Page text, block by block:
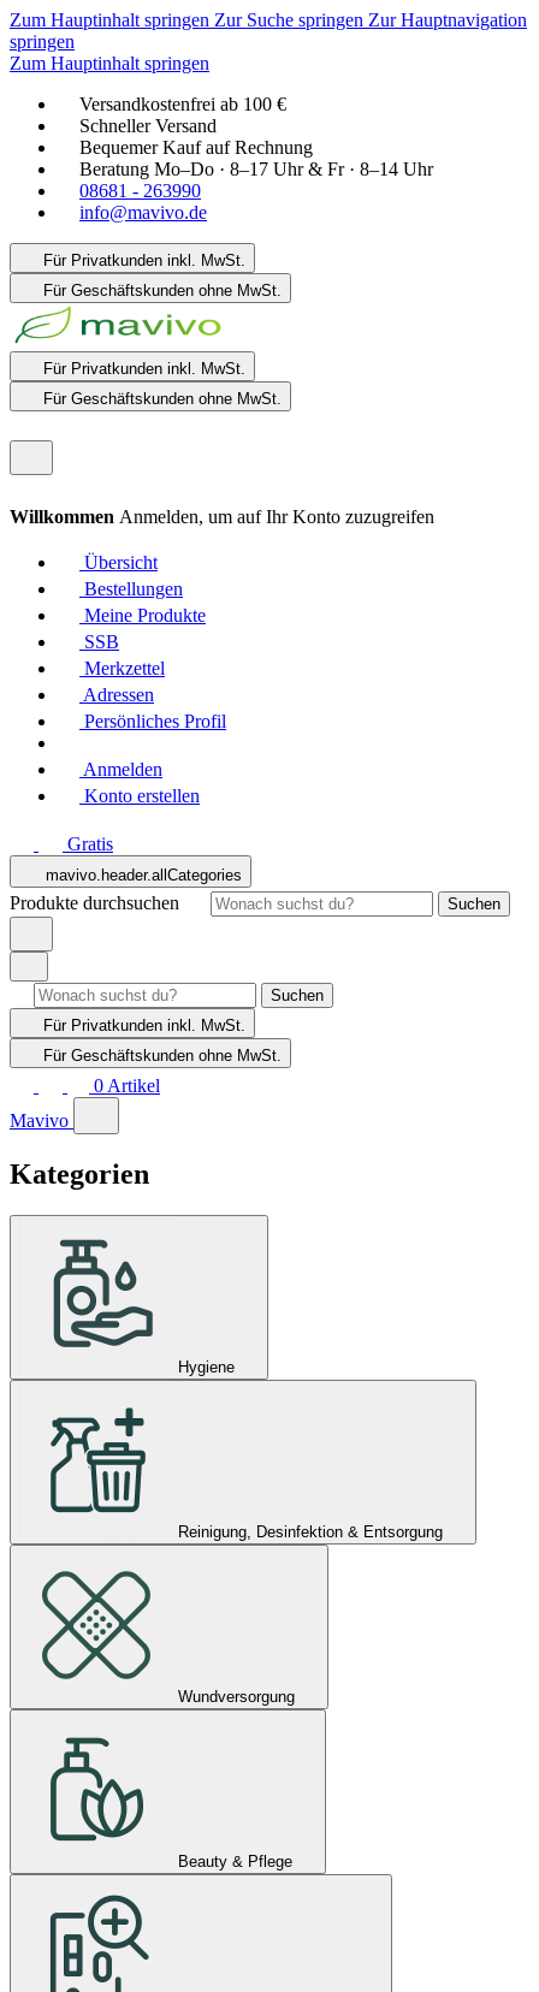
Zum Hauptinhalt springen Zur Suche springen Zur Hauptnavigation
springen
Zum Hauptinhalt springen
Versandkostenfrei ab 100 €
Schneller Versand
Bequemer Kauf auf Rechnung
Beratung Mo–Do · 8–17 Uhr & Fr · 8–14 Uhr
08681 - 263990
info@mavivo.de
Für Privatkunden inkl. MwSt.
Für Geschäftskunden ohne MwSt.
Für Privatkunden inkl. MwSt.
Für Geschäftskunden ohne MwSt.
Willkommen Anmelden, um auf Ihr Konto zuzugreifen
Übersicht
Bestellungen
Meine Produkte
SSB
Merkzettel
Adressen
Persönliches Profil
Anmelden
Konto erstellen
Gratis
mavivo.header.allCategories
Produkte durchsuchen Suchen
Suchen
Für Privatkunden inkl. MwSt.
Für Geschäftskunden ohne MwSt.
0 Artikel
Mavivo
Kategorien
Hygiene
Reinigung, Desinfektion & Entsorgung
Wundversorgung
Beauty & Pflege